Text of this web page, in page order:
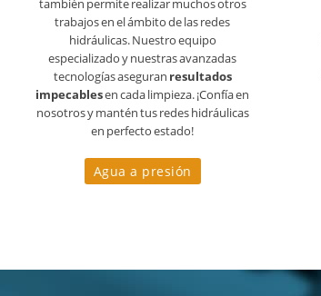
también permite realizar muchos otros
trabajos en el ámbito de las redes
hidráulicas. Nuestro equipo
especializado y nuestras avanzadas
tecnologías aseguran resultados
impecablesen cada limpieza. ¡Confía en
nosotros y mantén tus redes hidráulicas
en perfecto estado!
Agua a presión